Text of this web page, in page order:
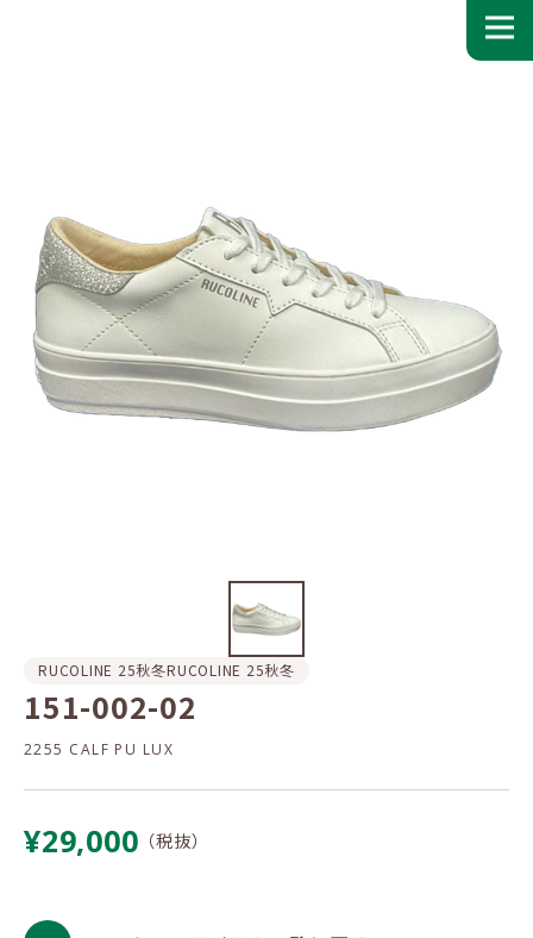
RUCOLINE 25秋冬RUCOLINE 25秋冬
151-002-02
2255 CALF PU LUX
¥29,000 （税抜）